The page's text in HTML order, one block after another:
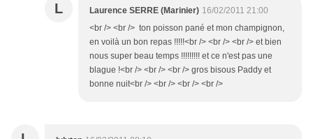
L Laurence SERRE (Marinier) 16/02/2011 21:00
<br /> <br /> ton poisson pané et mon champignon,
en voilà un bon repas !!!!!<br /> <br /> <br /> et bien
nous super beau temps !!!!!!!!! et ce n'est pas une
blague !<br /> <br /> <br /> gros bisous Paddy et
bonne nuit<br /> <br /> <br /> <br />